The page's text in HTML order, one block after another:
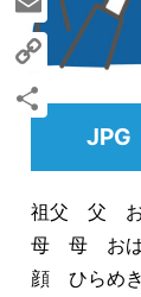
JPG
祖父 父
母 母 おば
顔 ひらめ
Email
Copy
有